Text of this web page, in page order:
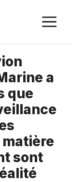
a
que
sont